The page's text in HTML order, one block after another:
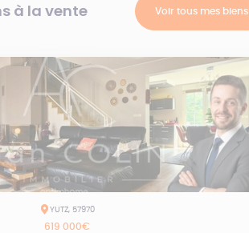
à la vente Voir tous mes biens
YUTZ, 57970
619 000€